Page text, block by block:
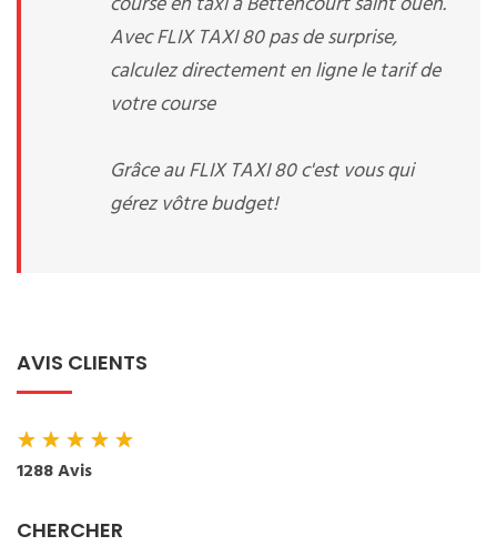
Avec FLIX TAXI 80 pas de surprise,
calculez directement en ligne le tarif de
votre course
Grâce au FLIX TAXI 80 c'est vous qui
gérez vôtre budget!
AVIS CLIENTS
★★★★★
1288 Avis
CHERCHER